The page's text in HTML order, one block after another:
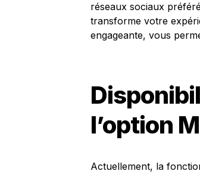
réseaux sociaux
transforme votre
engageante, vous
l’option
Actuellement, la